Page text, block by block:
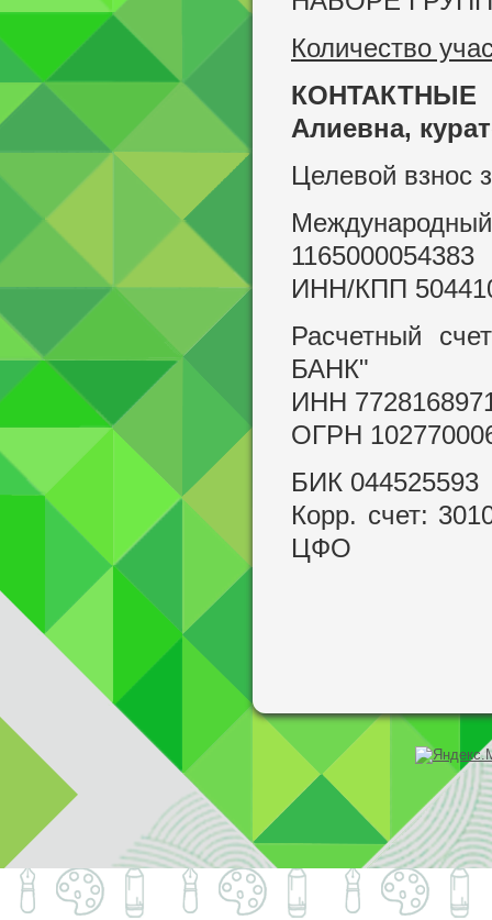
Количество
Алиевна,
Целевой взнос
1165000054383
ИНН/КПП
Расчетный
БАНК"
ИНН
ОГРН
БИК 044525593
Корр. счет:
ЦФО